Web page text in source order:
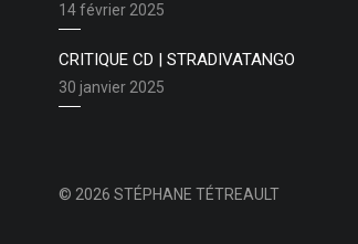
14 février 2025
CRITIQUE CD | STRADIVATANGO
30 janvier 2025
© 2026 STÉPHANE TÉTREAULT